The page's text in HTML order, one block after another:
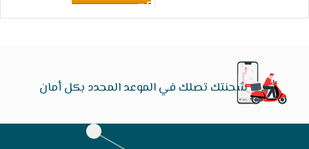
شحنتك تصلك في الموعد المحدد بكل أمان